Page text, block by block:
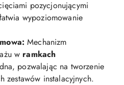
pozycjonującymi
wypoziomowanie
Mechanizm
w ramkach
pozwalając na tworzenie
zestawów instalacyjnych.